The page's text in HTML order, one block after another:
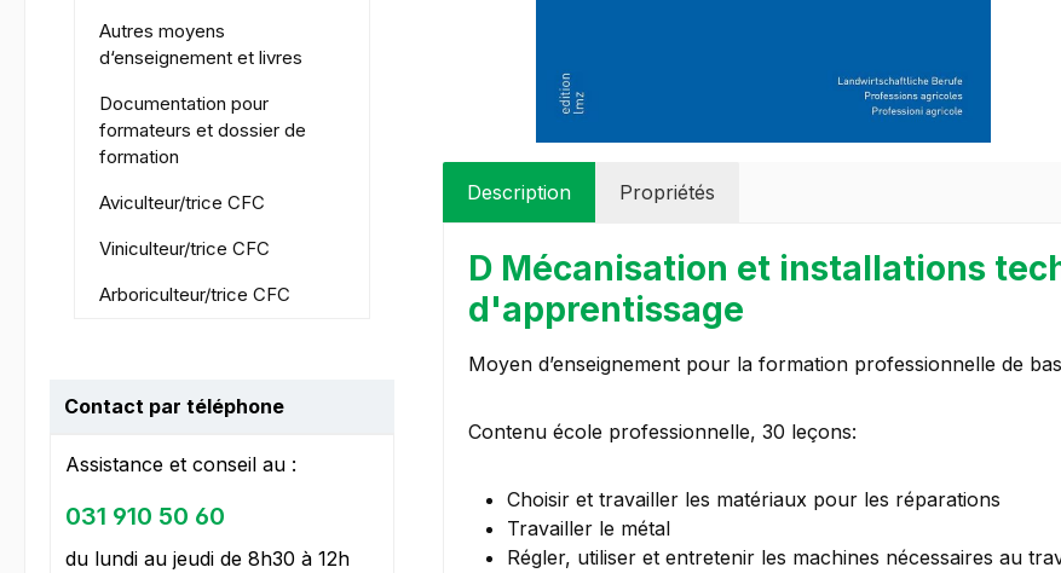
Autres moyens
d‘enseignement et livres
Documentation pour
formateurs et dossier de
formation
Aviculteur/trice CFC
Viniculteur/trice CFC
Arboriculteur/trice CFC
Contact par téléphone
Assistance et conseil au :
031 910 50 60
du lundi au jeudi de 8h30 à 12h
Description Propriétés
D Mécanisation et installations
d'apprentissage
Moyen d’enseignement pour la formation professionnelle de
Contenu école professionnelle, 30 leçons:
Choisir et travailler les matériaux pour les réparations
Travailler le métal
Régler, utiliser et entretenir les machines nécessaires au